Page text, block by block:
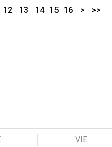
12 13 14 15 16 > >>
VIE